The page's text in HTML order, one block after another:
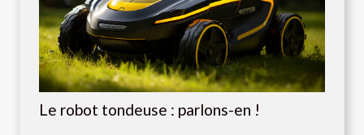
Le robot tondeuse : parlons-en !